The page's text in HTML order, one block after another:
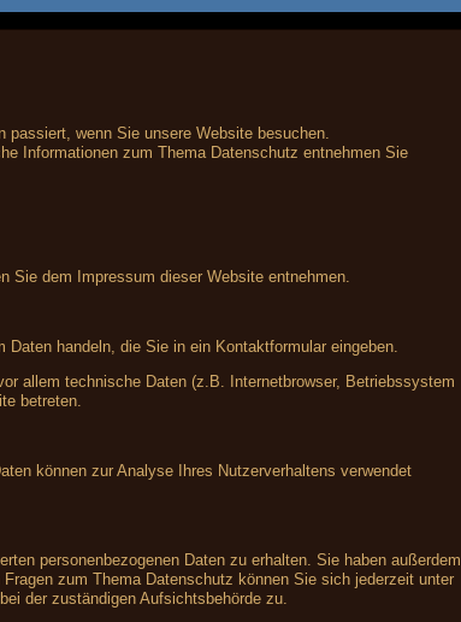
passiert, wenn Sie unsere Website besuchen.
Informationen zum Thema Datenschutz entnehmen Sie
Sie dem Impressum dieser Website entnehmen.
handeln, die Sie in ein Kontaktformular eingeben.
allem technische Daten (z.B. Internetbrowser, Betriebssystem
betreten.
können zur Analyse Ihres Nutzerverhaltens verwendet
personenbezogenen Daten zu erhalten. Sie haben außerdem
zum Thema Datenschutz können Sie sich jederzeit unter
der zuständigen Aufsichtsbehörde zu.